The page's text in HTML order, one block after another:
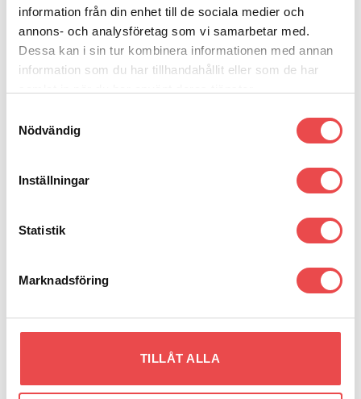
information från din enhet till de sociala medier och
annons- och analysföretag som vi samarbetar med.
Dessa kan i sin tur kombinera informationen med annan
information som du har tillhandahållit eller som de har
Nödvändig
Inställningar
Statistik
Marknadsföring
TILLÅT ALLA
LÄGG TILL I VARUKORG LÄGG TILL I VARUKORG
Powerflexbussning
LÄGG TILL I VARUKORG
Add to wishlist
590kr
Powerflexbussning
590kr